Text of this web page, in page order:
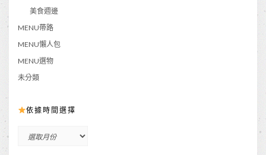
美食週邊
MENU帶路
MENU懶人包
MENU選物
未分類
依據時間選擇